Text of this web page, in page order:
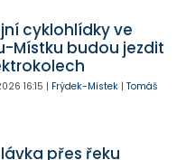
cyklohlídky ve
Místku budou jezdit
16:15 | Frýdek-Místek| Tomáš
přes řeku